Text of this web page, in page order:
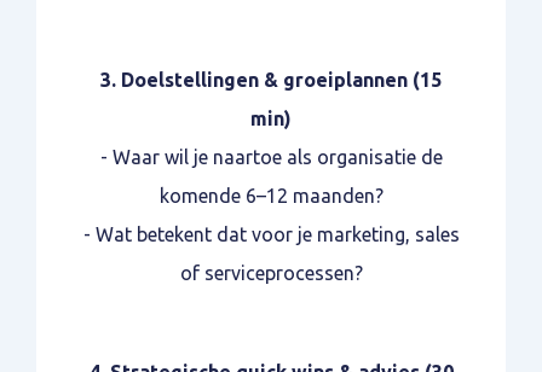
3. Doelstellingen & groeiplannen (15
min)
- Waar wil je naartoe als organisatie de
komende 6–12 maanden?
- Wat betekent dat voor je marketing, sales
of serviceprocessen?